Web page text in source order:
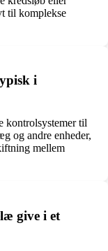
til komplekse
i
kontrolsystemer til
og andre enheder,
mellem
give i et